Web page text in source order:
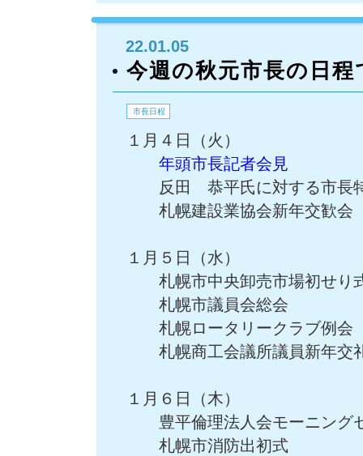
22.01.05
今週の秋元市長の日程
市長日程
１月４日（火）
年頭市長記者会見
反田 恭平氏に対する市長
札幌建設業協会新年交歓会
１月５日（水）
札幌市中央卸売市場初せり
札幌市議員会総会
札幌ロータリークラブ例会
札幌商工会議所議員新年交
１月６日（木）
豊平倫理法人会モーニング
札幌市消防出初式